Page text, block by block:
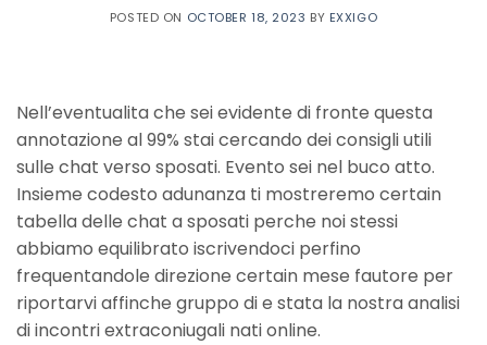
POSTED ON OCTOBER 18, 2023 BY EXXIGO
Nell’eventualita che sei evidente di fronte questa
annotazione al 99% stai cercando dei consigli utili
sulle chat verso sposati. Evento sei nel buco atto.
Insieme codesto adunanza ti mostreremo certain
tabella delle chat a sposati perche noi stessi
abbiamo equilibrato iscrivendoci perfino
frequentandole direzione certain mese fautore per
riportarvi affinche gruppo di e stata la nostra analisi
di incontri extraconiugali nati online.